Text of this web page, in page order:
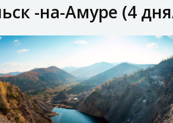
-на-Амуре (4